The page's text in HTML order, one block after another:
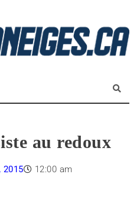
au redoux
2015
12:00 am